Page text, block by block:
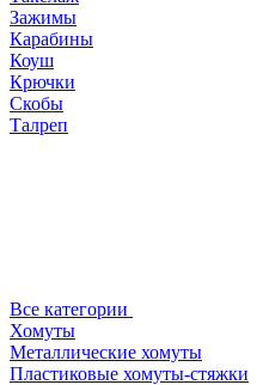
Зажимы
Карабины
Коуш
Крючки
Скобы
Талреп
Все категории
Хомуты
Металлические хомуты
Пластиковые хомуты-стяжки